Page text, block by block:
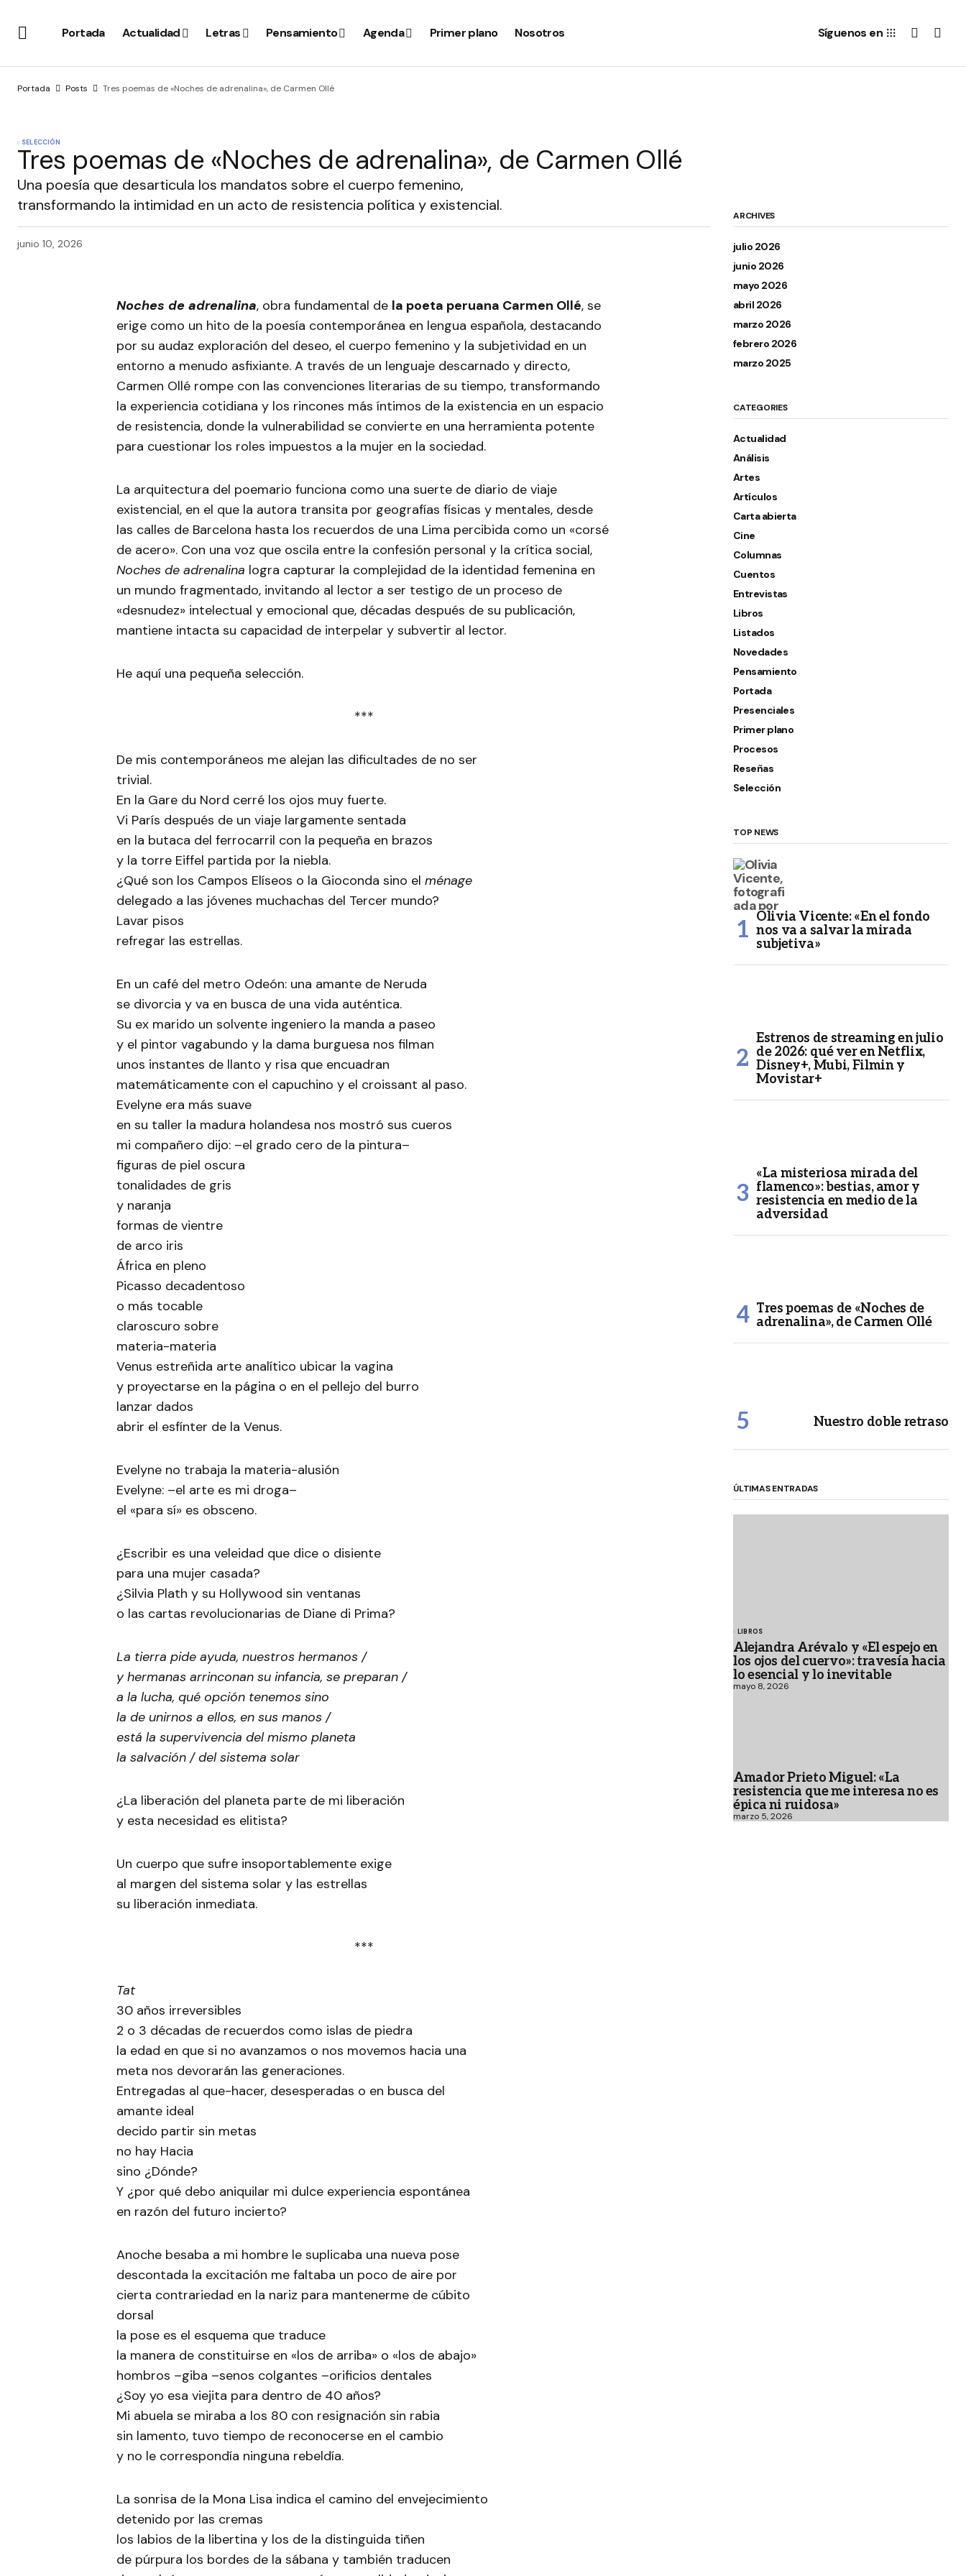
Portada Actualidad Letras Pensamiento Agenda Primer plano Nosotros Síguenos en
Portada Posts Tres poemas de «Noches de adrenalina», de Carmen Ollé
SELECCIÓN
Tres poemas de «Noches de adrenalina», de Carmen Ollé
Una poesía que desarticula los mandatos sobre el cuerpo femenino,
transformando la intimidad en un acto de resistencia política y existencial.
junio 10, 2026
Noches de adrenalina, obra fundamental de la poeta peruana Carmen Ollé, se
erige como un hito de la poesía contemporánea en lengua española, destacando
por su audaz exploración del deseo, el cuerpo femenino y la subjetividad en un
entorno a menudo asfixiante. A través de un lenguaje descarnado y directo,
Carmen Ollé rompe con las convenciones literarias de su tiempo, transformando
la experiencia cotidiana y los rincones más íntimos de la existencia en un espacio
de resistencia, donde la vulnerabilidad se convierte en una herramienta potente
para cuestionar los roles impuestos a la mujer en la sociedad.
La arquitectura del poemario funciona como una suerte de diario de viaje
existencial, en el que la autora transita por geografías físicas y mentales, desde
las calles de Barcelona hasta los recuerdos de una Lima percibida como un «corsé
de acero». Con una voz que oscila entre la confesión personal y la crítica social,
Noches de adrenalina logra capturar la complejidad de la identidad femenina en
un mundo fragmentado, invitando al lector a ser testigo de un proceso de
«desnudez» intelectual y emocional que, décadas después de su publicación,
mantiene intacta su capacidad de interpelar y subvertir al lector.
He aquí una pequeña selección.
***
De mis contemporáneos me alejan las dificultades de no ser
trivial.
En la Gare du Nord cerré los ojos muy fuerte.
Vi París después de un viaje largamente sentada
en la butaca del ferrocarril con la pequeña en brazos
y la torre Eiffel partida por la niebla.
¿Qué son los Campos Elíseos o la Gioconda sino el ménage
delegado a las jóvenes muchachas del Tercer mundo?
Lavar pisos
refregar las estrellas.
En un café del metro Odeón: una amante de Neruda
se divorcia y va en busca de una vida auténtica.
Su ex marido un solvente ingeniero la manda a paseo
y el pintor vagabundo y la dama burguesa nos filman
unos instantes de llanto y risa que encuadran
matemáticamente con el capuchino y el croissant al paso.
Evelyne era más suave
en su taller la madura holandesa nos mostró sus cueros
mi compañero dijo: –el grado cero de la pintura–
figuras de piel oscura
tonalidades de gris
y naranja
formas de vientre
de arco iris
África en pleno
Picasso decadentoso
o más tocable
claroscuro sobre
materia-materia
Venus estreñida arte analítico ubicar la vagina
y proyectarse en la página o en el pellejo del burro
lanzar dados
abrir el esfínter de la Venus.
Evelyne no trabaja la materia-alusión
Evelyne: –el arte es mi droga–
el «para sí» es obsceno.
¿Escribir es una veleidad que dice o disiente
para una mujer casada?
¿Silvia Plath y su Hollywood sin ventanas
o las cartas revolucionarias de Diane di Prima?
La tierra pide ayuda, nuestros hermanos /
y hermanas arrinconan su infancia, se preparan /
a la lucha, qué opción tenemos sino
la de unirnos a ellos, en sus manos /
está la supervivencia del mismo planeta
la salvación / del sistema solar
¿La liberación del planeta parte de mi liberación
y esta necesidad es elitista?
Un cuerpo que sufre insoportablemente exige
al margen del sistema solar y las estrellas
su liberación inmediata.
***
Tat
30 años irreversibles
2 o 3 décadas de recuerdos como islas de piedra
la edad en que si no avanzamos o nos movemos hacia una
meta nos devorarán las generaciones.
Entregadas al que-hacer, desesperadas o en busca del
amante ideal
decido partir sin metas
no hay Hacia
sino ¿Dónde?
Y ¿por qué debo aniquilar mi dulce experiencia espontánea
en razón del futuro incierto?
Anoche besaba a mi hombre le suplicaba una nueva pose
descontada la excitación me faltaba un poco de aire por
cierta contrariedad en la nariz para mantenerme de cúbito
dorsal
la pose es el esquema que traduce
la manera de constituirse en «los de arriba» o «los de abajo»
hombros –giba –senos colgantes –orificios dentales
¿Soy yo esa viejita para dentro de 40 años?
Mi abuela se miraba a los 80 con resignación sin rabia
sin lamento, tuvo tiempo de reconocerse en el cambio
y no le correspondía ninguna rebeldía.
La sonrisa de la Mona Lisa indica el camino del envejecimiento
detenido por las cremas
los labios de la libertina y los de la distinguida tiñen
de púrpura los bordes de la sábana y también traducen
ARCHIVES
julio 2026
junio 2026
mayo 2026
abril 2026
marzo 2026
febrero 2026
marzo 2025
CATEGORIES
Actualidad
Análisis
Artes
Artículos
Carta abierta
Cine
Columnas
Cuentos
Entrevistas
Libros
Listados
Novedades
Pensamiento
Portada
Presenciales
Primer plano
Procesos
Reseñas
Selección
TOP NEWS
Olivia Vicente: «En el fondo
nos va a salvar la mirada
subjetiva»
Estrenos de streaming en julio
de 2026: qué ver en Netflix,
Disney+, Mubi, Filmin y
Movistar+
«La misteriosa mirada del
flamenco»: bestias, amor y
resistencia en medio de la
adversidad
Tres poemas de «Noches de
adrenalina», de Carmen Ollé
Nuestro doble retraso
ÚLTIMAS ENTRADAS
LIBROS
Alejandra Arévalo y «El espejo en
los ojos del cuervo»: travesía hacia
lo esencial y lo inevitable
mayo 8, 2026
Amador Prieto Miguel: «La
resistencia que me interesa no es
épica ni ruidosa»
marzo 5, 2026